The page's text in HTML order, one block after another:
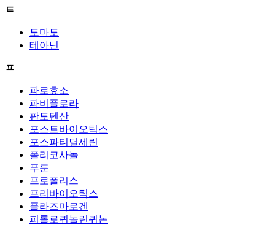
ㅌ
토마토
테아닌
ㅍ
파로효소
파비플로라
판토텐산
포스트바이오틱스
포스파티딜세린
폴리코사놀
푸룬
프로폴리스
프리바이오틱스
플라즈마로겐
피롤로퀴놀린퀴논